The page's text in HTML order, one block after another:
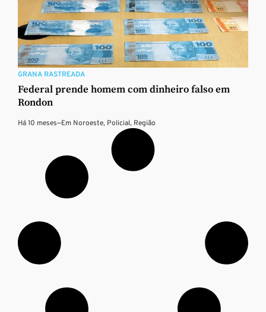
GRANA RASTREADA
Federal prende homem com dinheiro falso em
Rondon
Há 10 meses—Em Noroeste, Policial, Região